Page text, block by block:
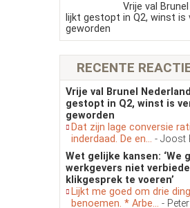
Vrije val
lijkt gestopt in Q2, winst is
geworden
RECENTE
Vrije val Brunel
gestopt in Q2, winst is
geworden
Dat zijn lage conversie
inderdaad. De en... - Joost
Wet gelijke kansen: ‘We
werkgevers niet
klikgesprek te voeren’
Lijkt me goed om drie
benoemen. * Arbe... - Peter